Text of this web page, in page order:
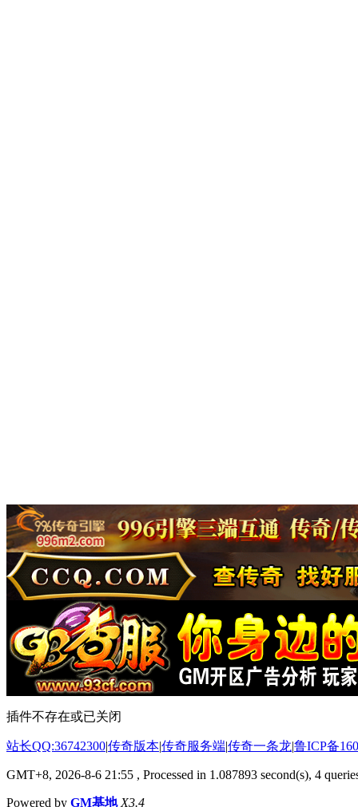
插件不存在或已关闭
站长QQ:36742300|传奇版本|传奇服务端|传奇一条龙|鲁ICP备
GMT+8, 2026-8-6 21:55 , Processed in 1.087893 second(s), 4
Powered by GM基地 X3.4